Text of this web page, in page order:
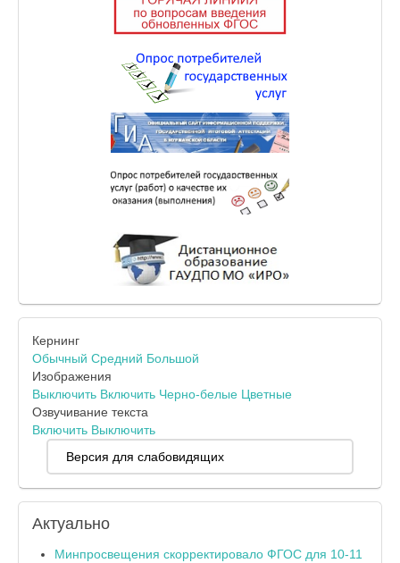
Кернинг
Обычный Средний Большой
Изображения
Выключить Включить Черно-белые Цветные
Озвучивание текста
Включить Выключить
Версия для слабовидящих
Актуально
Минпросвещения скорректировало ФГОС для 10-11